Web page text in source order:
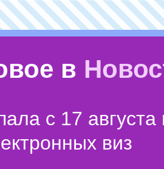
в
с 17 августа
виз